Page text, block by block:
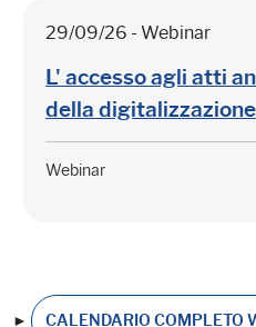
29/09/26 - Webinar
L' accesso agli atti
della digitalizzazione
Webinar
► CALENDARIO COMPLETO